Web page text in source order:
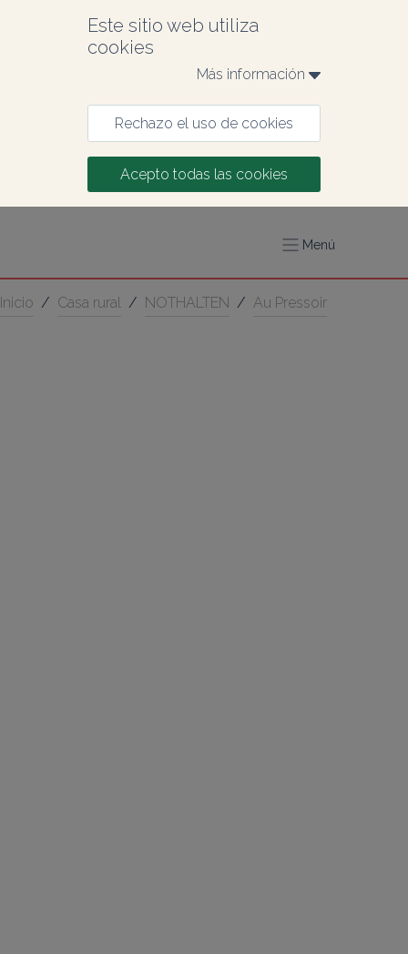
Este sitio web utiliza
cookies
Más información
Rechazo el uso de cookies
Acepto todas las cookies
Menú
Inicio / Casa rural / NOTHALTEN / Au Pressoir